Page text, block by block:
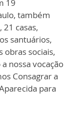
19
também
casas,
santuários,
obras sociais,
nossa vocação
Consagrar a
para